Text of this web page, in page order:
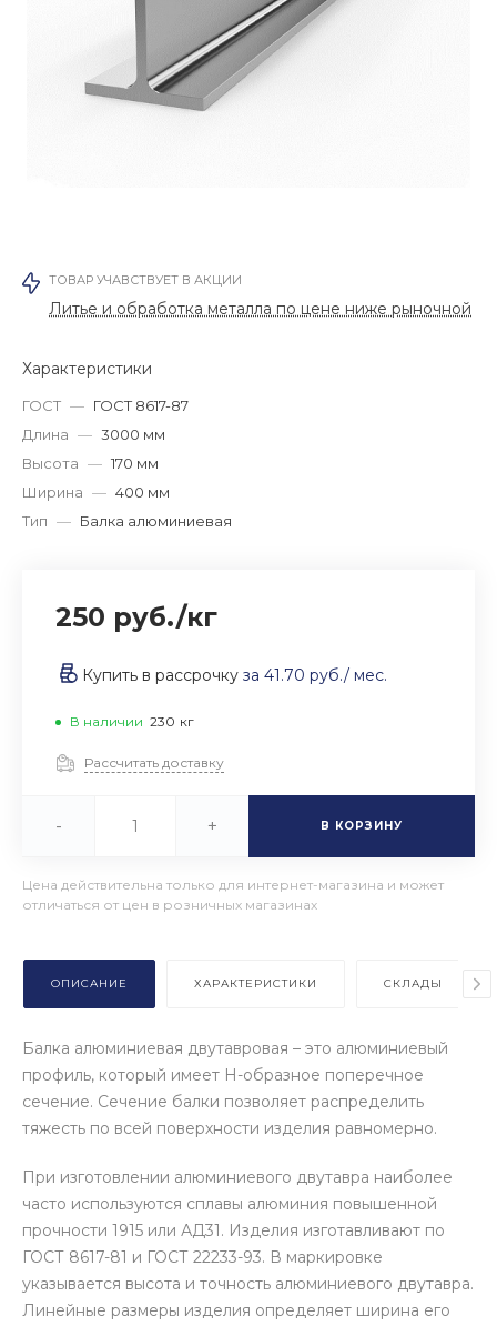
ТОВАР УЧАВСТВУЕТ В АКЦИИ
Литье и обработка металла по цене ниже рыночной
Характеристики
ГОСТ — ГОСТ 8617-87
Длина — 3000 мм
Высота — 170 мм
Ширина — 400 мм
Тип — Балка алюминиевая
250 руб./кг
Купить в рассрочку за 41.70 руб./ мес.
В наличии 230 кг
Рассчитать доставку
- + В КОРЗИНУ
Цена действительна только для интернет-магазина и может
отличаться от цен в розничных магазинах
ОПИСАНИЕ ХАРАКТЕРИСТИКИ СКЛАДЫ
Балка алюминиевая двутавровая – это алюминиевый
профиль, который имеет Н-образное поперечное
сечение. Сечение балки позволяет распределить
тяжесть по всей поверхности изделия равномерно.
При изготовлении алюминиевого двутавра наиболее
часто используются сплавы алюминия повышенной
прочности 1915 или АД31. Изделия изготавливают по
ГОСТ 8617-81 и ГОСТ 22233-93. В маркировке
указывается высота и точность алюминиевого двутавра.
Линейные размеры изделия определяет ширина его